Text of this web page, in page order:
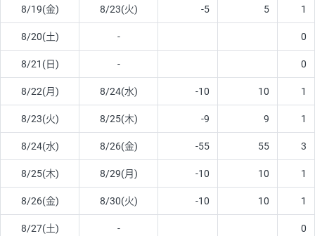
8/19(金) 8/23(火) -5 5 1
8/20(土) - 0
8/21(日) - 0
8/22(月) 8/24(水) -10 10 1
8/23(火) 8/25(木) -9 9 1
8/24(水) 8/26(金) -55 55 3
8/25(木) 8/29(月) -10 10 1
8/26(金) 8/30(火) -10 10 1
8/27(土) - 0